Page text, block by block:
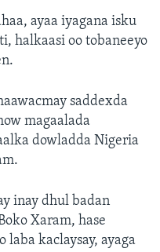
ayaa iyagana isku
halkaasi oo tobaneeyo
saddexda
magaalada
dowladda Nigeria
inay dhul badan
Xaram, hase
laba kaclaysay, ayaga